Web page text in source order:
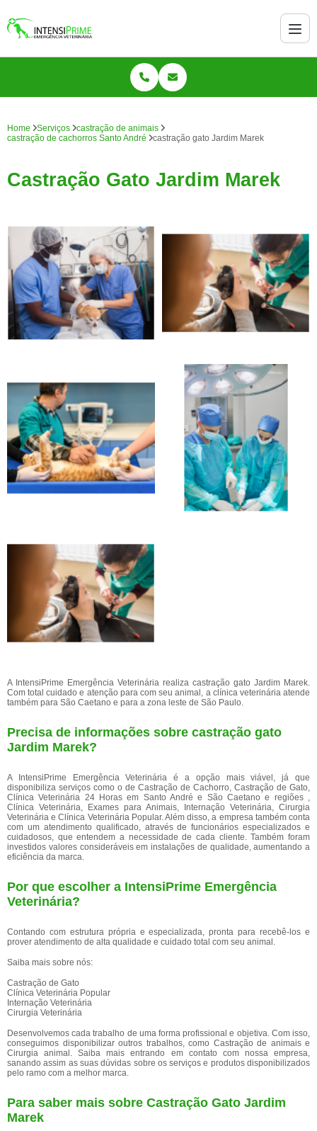
Home Serviços
castração de animais
castração de cachorros Santo André
castração gato Jardim Marek
Castração Gato Jardim Marek
A IntensiPrime Emergência Veterinária realiza castração gato Jardim Marek.
Com total cuidado e atenção para com seu animal, a clínica veterinária atende
também para São Caetano e para a zona leste de São Paulo.
Precisa de informações sobre castração gato
Jardim Marek?
A IntensiPrime Emergência Veterinária é a opção mais viável, já que
disponibiliza serviços como o de Castração de Cachorro, Castração de Gato,
Clínica Veterinária 24 Horas em Santo André e São Caetano e regiões ,
Clínica Veterinária, Exames para Animais, Internação Veterinária, Cirurgia
Veterinária e Clínica Veterinária Popular. Além disso, a empresa também conta
com um atendimento qualificado, através de funcionários especializados e
cuidadosos, que entendem a necessidade de cada cliente. Também foram
investidos valores consideráveis em instalações de qualidade, aumentando a
eficiência da marca.
Por que escolher a IntensiPrime Emergência
Veterinária?
Contando com estrutura própria e especializada, pronta para recebê-los e
prover atendimento de alta qualidade e cuidado total com seu animal.
Saiba mais sobre nós:
Castração de Gato
Clínica Veterinária Popular
Internação Veterinária
Cirurgia Veterinária
Desenvolvemos cada trabalho de uma forma profissional e objetiva. Com isso,
conseguimos disponibilizar outros trabalhos, como Castração de animais e
Cirurgia animal. Saiba mais entrando em contato com nossa empresa,
sanando assim as suas dúvidas sobre os serviços e produtos disponibilizados
pelo ramo com a melhor marca.
Para saber mais sobre Castração Gato Jardim
Marek